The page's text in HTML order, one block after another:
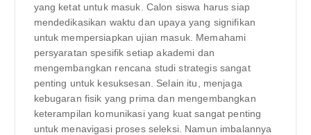
yang ketat untuk masuk. Calon siswa harus siap
mendedikasikan waktu dan upaya yang signifikan
untuk mempersiapkan ujian masuk. Memahami
persyaratan spesifik setiap akademi dan
mengembangkan rencana studi strategis sangat
penting untuk kesuksesan. Selain itu, menjaga
kebugaran fisik yang prima dan mengembangkan
keterampilan komunikasi yang kuat sangat penting
untuk menavigasi proses seleksi. Namun imbalannya